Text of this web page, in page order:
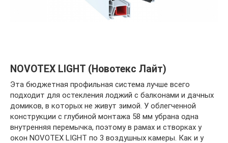
NOVOTEX LIGHT (Новотекс Лайт)
Эта бюджетная профильная система лучше всего
подходит для остекления лоджий с балконами и дачных
домиков, в которых не живут зимой. У облегченной
конструкции с глубиной монтажа 58 мм убрана одна
внутренняя перемычка, поэтому в рамах и створках у
окон NOVOTEX LIGHT по 3 воздушных камеры. Как и у